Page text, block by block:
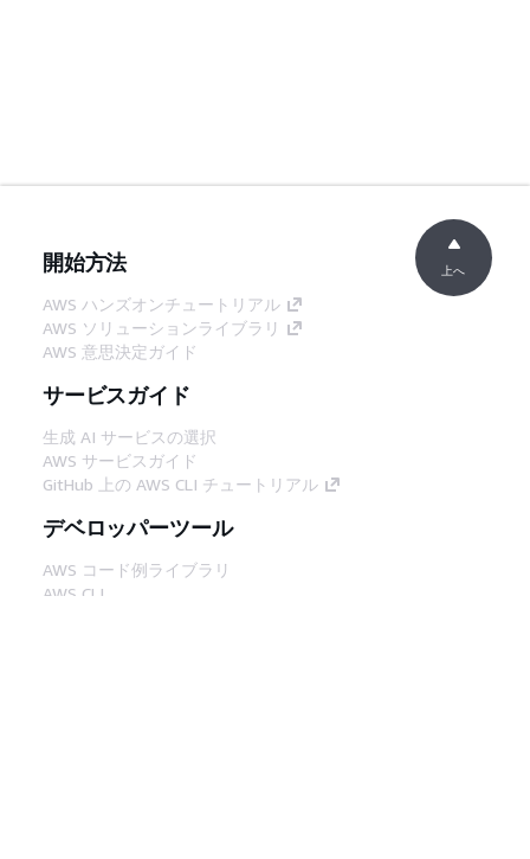
開始方法
AWS ハンズオンチュートリアル
AWS ソリューションライブラリ
AWS 意思決定ガイド
サービスガイド
生成 AI サービスの選択
AWS サービスガイド
GitHub 上の AWS CLI チュートリアル
デベロッパーツール
AWS コード例ライブラリ
AWS CLI
上へ